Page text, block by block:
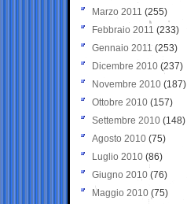
Marzo 2011 (255)
Febbraio 2011 (233)
Gennaio 2011 (253)
Dicembre 2010 (237)
Novembre 2010 (187)
Ottobre 2010 (157)
Settembre 2010 (148)
Agosto 2010 (75)
Luglio 2010 (86)
Giugno 2010 (76)
Maggio 2010 (75)